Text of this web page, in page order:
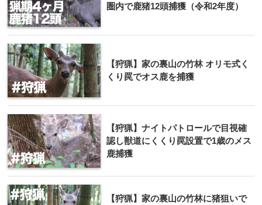
圏内で鹿猪12頭捕獲（令和2年度）
【狩猟】家の裏山の竹林 オリモ式く
くり罠でオス鹿を捕獲
【狩猟】ナイトパトロールで目視確
認し獣道にくくり罠設置で1歳のメス
鹿捕獲
【狩猟】家の裏山の竹林に猪狙いで